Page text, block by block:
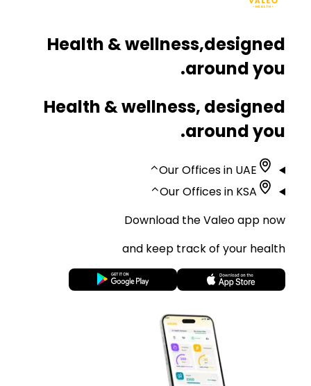
Health & wellness,designed
around you.
Health & wellness, designed
around you.
Our Offices in UAE
⌃
Our Offices in KSA
⌃
Download the Valeo app now
and keep track of your health